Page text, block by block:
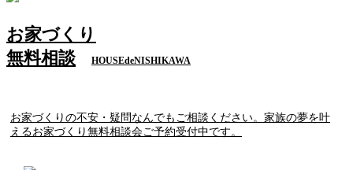
お家づくり
無料相談
HOUSEdeNISHIKAWA
お家づくりの不安・疑問なんでもご相談ください。家族の夢を叶
えるお家づくり無料相談会ご予約受付中です。